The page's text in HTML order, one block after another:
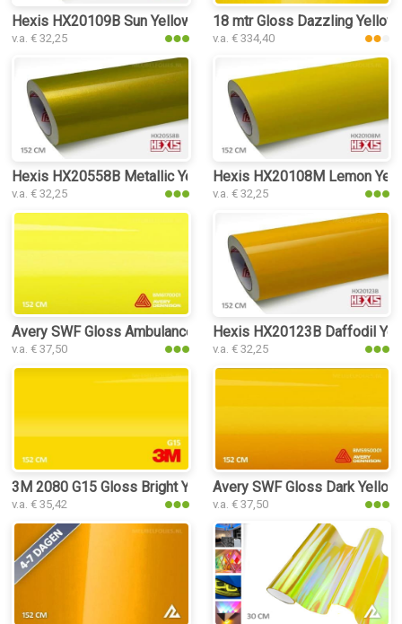
Hexis HX20109B Sun Yellow Gloss interieurfolie
v.a. € 32,25
18 mtr Gloss Dazzling
v.a. € 334,40
Hexis HX20558B Metallic Yellow Gloss interieurfolie
v.a. € 32,25
Hexis HX20108M Lemon
v.a. € 32,25
Avery SWF Gloss Ambulance Yellow interieurfolie
v.a. € 37,50
Hexis HX20123B Daffodil
v.a. € 32,25
3M 2080 G15 Gloss Bright Yellow interieurfolie
v.a. € 35,42
Avery SWF Gloss Dark
v.a. € 37,50